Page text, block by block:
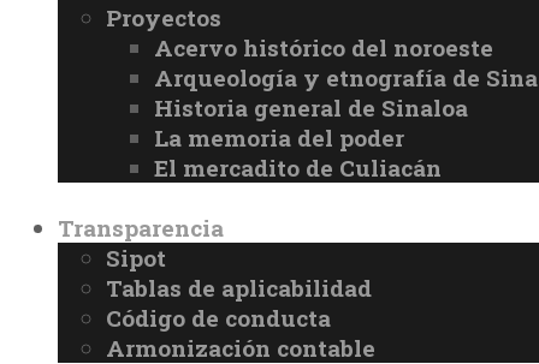
Proyectos
Acervo histórico del noroeste
Arqueología y etnografía de
Historia general de Sinaloa
La memoria del poder
El mercadito de Culiacán
Transparencia
Sipot
Tablas de aplicabilidad
Código de conducta
Armonización contable